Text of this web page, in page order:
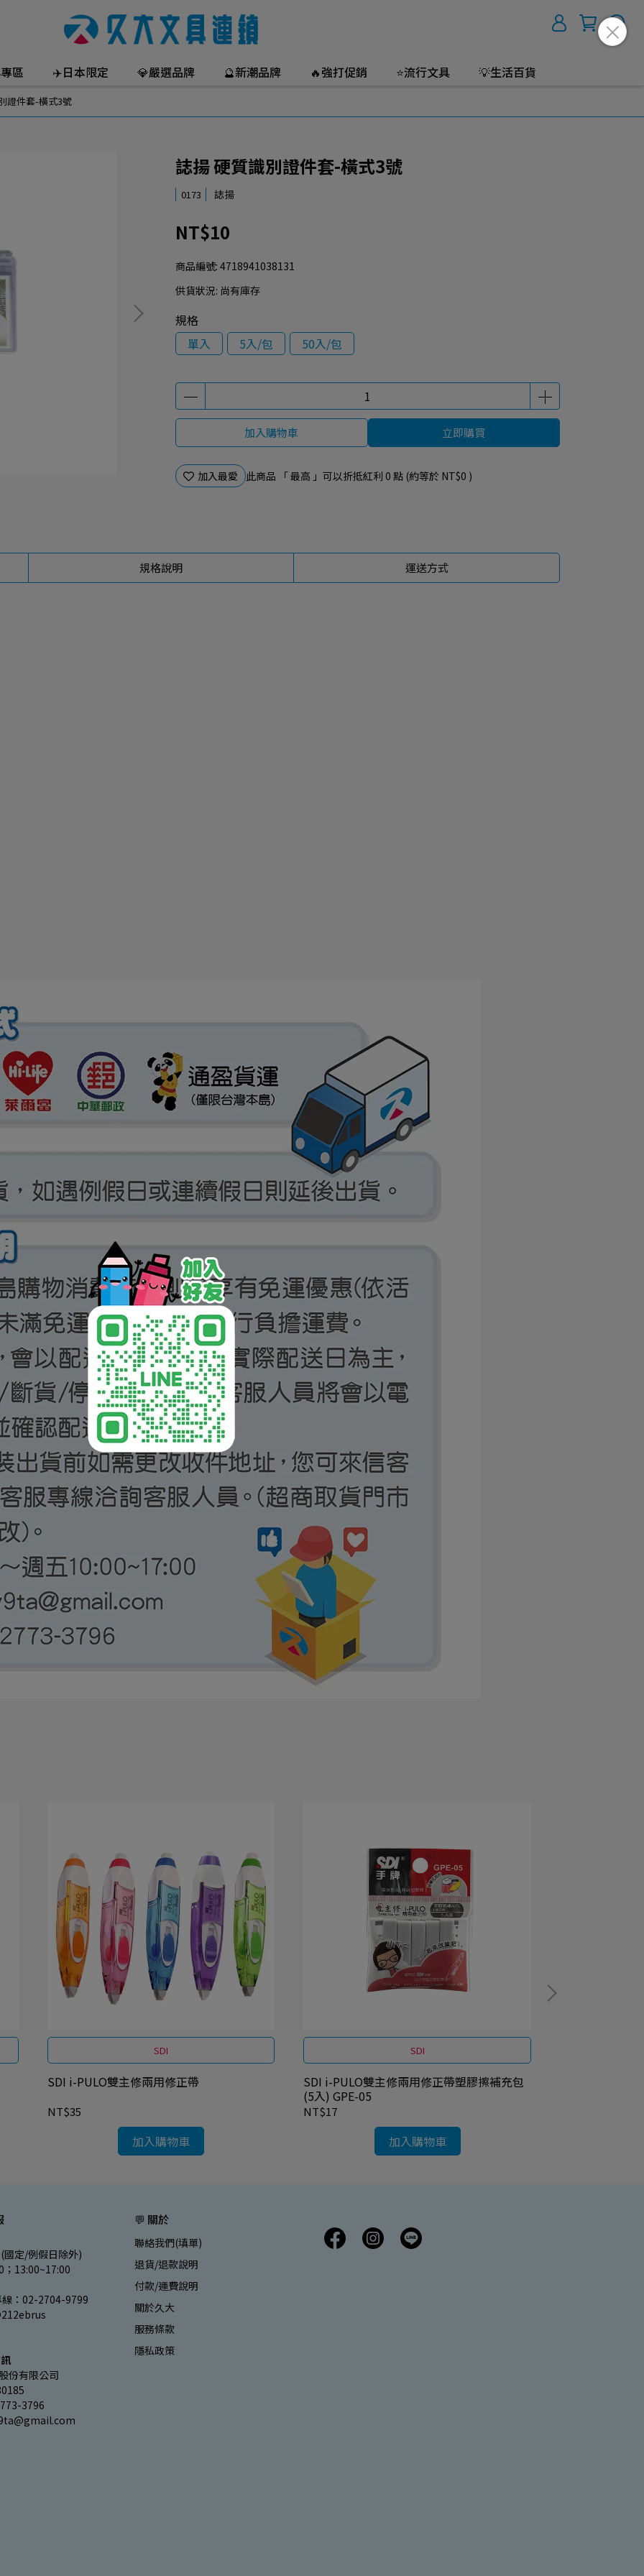
區 ✈️日本限定 💎嚴選品牌 🔮新潮品牌 🔥強打促銷 ⭐流行文具 💡生活百貨
證件套-橫式3號
誌揚 硬質識別證件套-橫式3號
0173 誌揚
NT$10
商品編號: 4718941038131
供貨狀況: 尚有庫存
規格
單入
5入/包 50入/包
加入購物車 立即購買
加入最愛 此商品 「 最高 」可以折抵紅利 0 點 (約等於 NT$0 )
規格說明 運送方式
SDI
SDI i-PULO雙主修兩用修正帶
NT$35
加入購物車
SDI
SDI i-PULO雙主修兩用修正帶塑膠擦補充包
(5入) GPE-05
NT$17
加入購物車
國定/例假日除外)
；13:00~17:00
：02-2704-9799
份有限公司
3796
💬 關於
聯絡我們(填單)
退貨/退款說明
付款/運費說明
關於久大
服務條款
隱私政策